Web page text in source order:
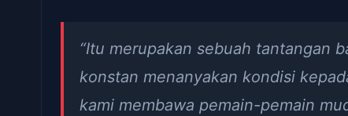
“Itu merupakan sebuah tantangan
konstan menanyakan kondisi
kami membawa pemain-pemain